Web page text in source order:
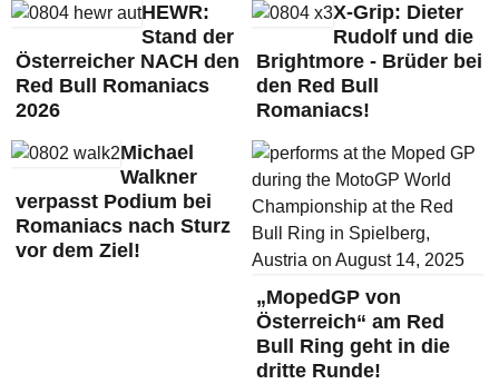
HEWR:
Stand der
Österreicher NACH den
Red Bull Romaniacs
2026
X-Grip: Dieter
Rudolf und die
Brightmore - Brüder bei
den Red Bull
Romaniacs!
Michael
Walkner
verpasst Podium bei
Romaniacs nach Sturz
vor dem Ziel!
„MopedGP von
Österreich“ am Red
Bull Ring geht in die
dritte Runde!